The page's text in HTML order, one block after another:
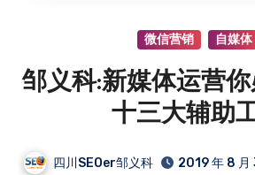
微信营销 自媒体
邹义科:新媒体运营
十三大辅助
四川SEOer邹义科 2019 年 8 月